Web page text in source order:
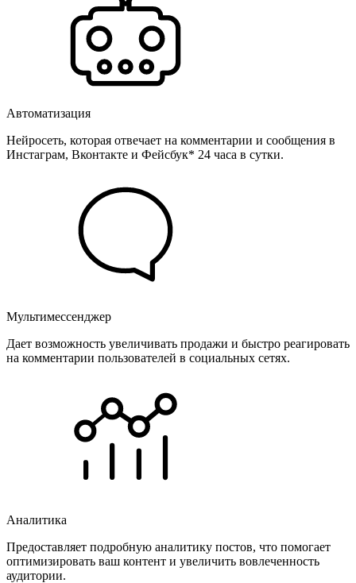
Автоматизация
Нейросеть, которая отвечает на комментарии и сообщения в
Инстаграм, Вконтакте и Фейсбук* 24 часа в сутки.
Мультимессенджер
Дает возможность увеличивать продажи и быстро реагировать
на комментарии пользователей в социальных сетях.
Аналитика
Предоставляет подробную аналитику постов, что помогает
оптимизировать ваш контент и увеличить вовлеченность
аудитории.